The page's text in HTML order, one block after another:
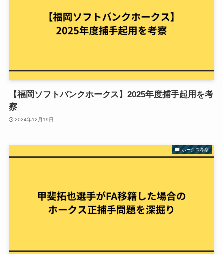
【福岡ソフトバンクホークス】2025年度捕手起用を考
察
2024年12月19日
ホークス考察